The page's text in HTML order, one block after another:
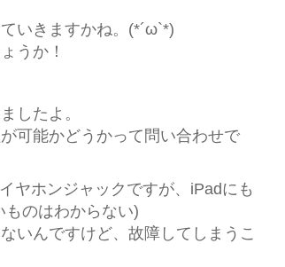
いきますかね。(*´ω`*)
うか！
したよ。
可能かどうかって問い合わせで
ヤホンジャックですが、iPadにも
ものはわからない)
いんですけど、故障してしまうこ